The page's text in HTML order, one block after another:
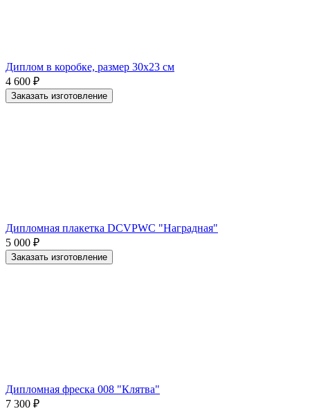
Диплом в коробке, размер 30х23 см
4 600 ₽
Заказать изготовление
Дипломная плакетка DCVPWC "Наградная"
5 000 ₽
Заказать изготовление
Дипломная фреска 008 "Клятва"
7 300 ₽